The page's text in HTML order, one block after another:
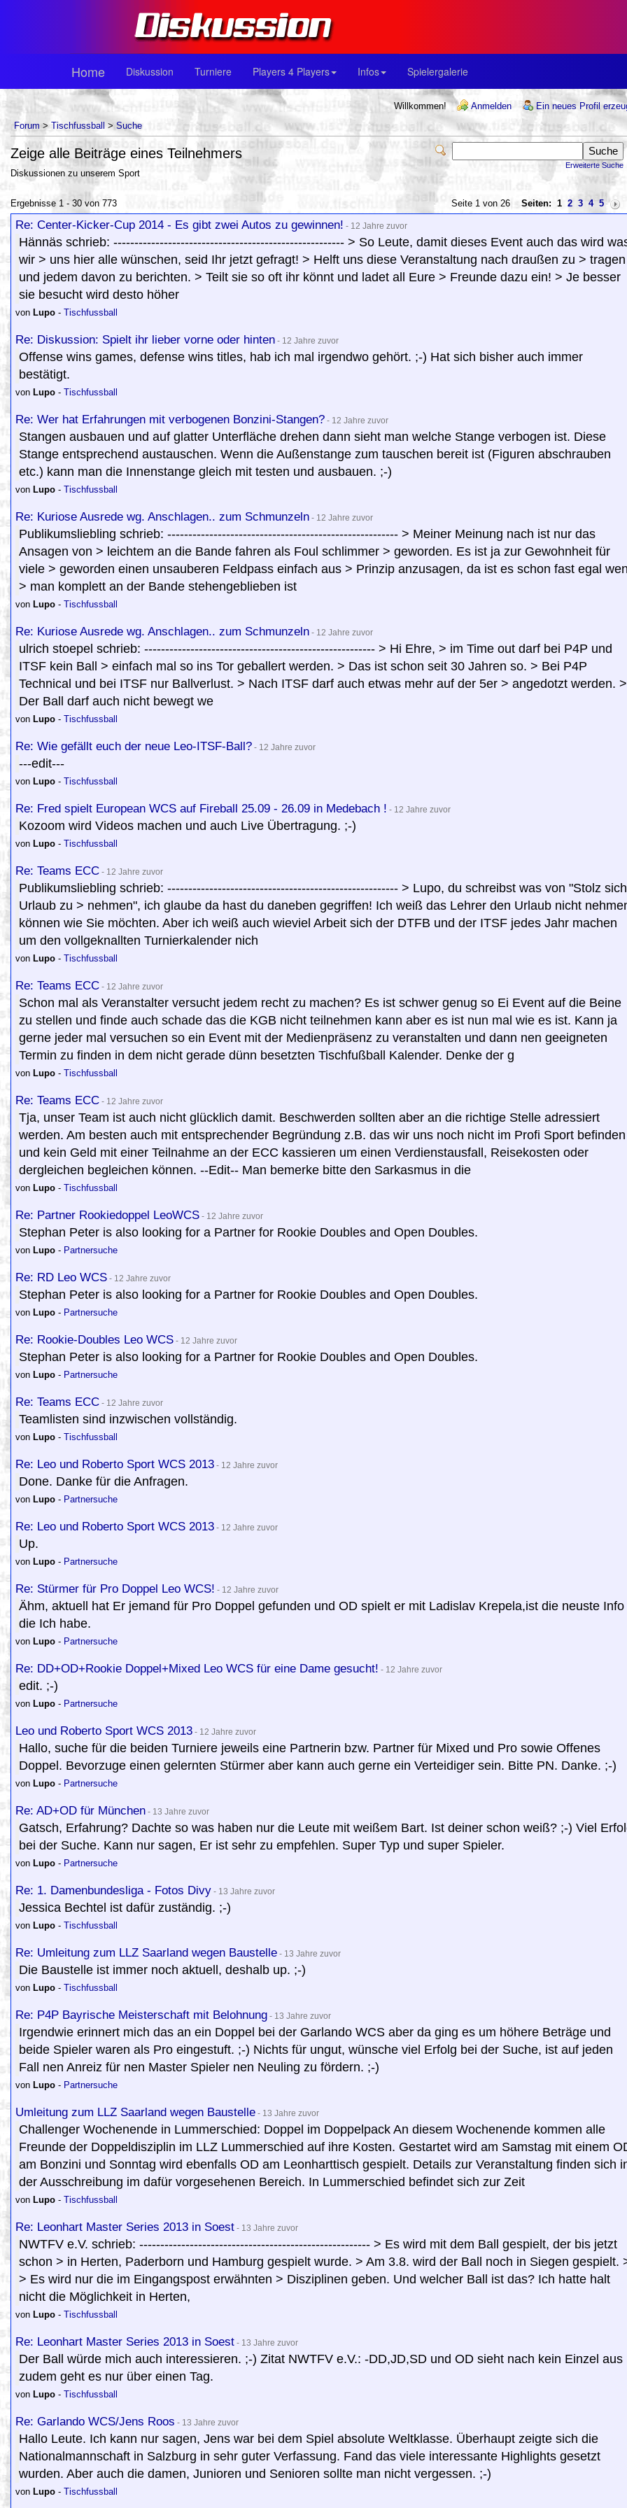
Home Diskussion Turniere Players 4 Players Infos Spielergalerie
Willkommen! Anmelden
Ein neues Profil
Forum > Tischfussball > Suche
Erweiterte Suche
Zeige alle Beiträge eines Teilnehmers
Diskussionen zu unserem Sport
Seite 1 von 26 Seiten: 1 2 3 4 5
Ergebnisse 1 - 30 von 773
Re: Center-Kicker-Cup 2014 - Es gibt zwei Autos zu gewinnen! - 12 Jahre zuvor
Hännäs schrieb: ------------------------------------------------------- > So Leute, damit dieses Event auch das wird
wir > uns hier alle wünschen, seid Ihr jetzt gefragt! > Helft uns diese Veranstaltung nach draußen zu > tragen
und jedem davon zu berichten. > Teilt sie so oft ihr könnt und ladet all Eure > Freunde dazu ein! > Je besser
sie besucht wird desto höher
von Lupo - Tischfussball
Re: Diskussion: Spielt ihr lieber vorne oder hinten - 12 Jahre zuvor
Offense wins games, defense wins titles, hab ich mal irgendwo gehört. ;-) Hat sich bisher auch immer
bestätigt.
von Lupo - Tischfussball
Re: Wer hat Erfahrungen mit verbogenen Bonzini-Stangen? - 12 Jahre zuvor
Stangen ausbauen und auf glatter Unterfläche drehen dann sieht man welche Stange verbogen ist. Diese
Stange entsprechend austauschen. Wenn die Außenstange zum tauschen bereit ist (Figuren abschrauben
etc.) kann man die Innenstange gleich mit testen und ausbauen. ;-)
von Lupo - Tischfussball
Re: Kuriose Ausrede wg. Anschlagen.. zum Schmunzeln - 12 Jahre zuvor
Publikumsliebling schrieb: ------------------------------------------------------- > Meiner Meinung nach ist nur das
Ansagen von > leichtem an die Bande fahren als Foul schlimmer > geworden. Es ist ja zur Gewohnheit für
viele > geworden einen unsauberen Feldpass einfach aus > Prinzip anzusagen, da ist es schon fast egal
> man komplett an der Bande stehengeblieben ist
von Lupo - Tischfussball
Re: Kuriose Ausrede wg. Anschlagen.. zum Schmunzeln - 12 Jahre zuvor
ulrich stoepel schrieb: ------------------------------------------------------- > Hi Ehre, > im Time out darf bei P4P und
ITSF kein Ball > einfach mal so ins Tor geballert werden. > Das ist schon seit 30 Jahren so. > Bei P4P
Technical und bei ITSF nur Ballverlust. > Nach ITSF darf auch etwas mehr auf der 5er > angedotzt werden. >
Der Ball darf auch nicht bewegt we
von Lupo - Tischfussball
Re: Wie gefällt euch der neue Leo-ITSF-Ball? - 12 Jahre zuvor
---edit---
von Lupo - Tischfussball
Re: Fred spielt European WCS auf Fireball 25.09 - 26.09 in Medebach ! - 12 Jahre zuvor
Kozoom wird Videos machen und auch Live Übertragung. ;-)
von Lupo - Tischfussball
Re: Teams ECC - 12 Jahre zuvor
Publikumsliebling schrieb: ------------------------------------------------------- > Lupo, du schreibst was von "Stolz sich
Urlaub zu > nehmen", ich glaube da hast du daneben gegriffen! Ich weiß das Lehrer den Urlaub nicht
können wie Sie möchten. Aber ich weiß auch wieviel Arbeit sich der DTFB und der ITSF jedes Jahr machen
um den vollgeknallten Turnierkalender nich
von Lupo - Tischfussball
Re: Teams ECC - 12 Jahre zuvor
Schon mal als Veranstalter versucht jedem recht zu machen? Es ist schwer genug so Ei Event auf die Beine
zu stellen und finde auch schade das die KGB nicht teilnehmen kann aber es ist nun mal wie es ist. Kann ja
gerne jeder mal versuchen so ein Event mit der Medienpräsenz zu veranstalten und dann nen geeigneten
Termin zu finden in dem nicht gerade dünn besetzten Tischfußball Kalender. Denke der g
von Lupo - Tischfussball
Re: Teams ECC - 12 Jahre zuvor
Tja, unser Team ist auch nicht glücklich damit. Beschwerden sollten aber an die richtige Stelle adressiert
werden. Am besten auch mit entsprechender Begründung z.B. das wir uns noch nicht im Profi Sport befinden
und kein Geld mit einer Teilnahme an der ECC kassieren um einen Verdienstausfall, Reisekosten oder
dergleichen begleichen können. --Edit-- Man bemerke bitte den Sarkasmus in die
von Lupo - Tischfussball
Re: Partner Rookiedoppel LeoWCS - 12 Jahre zuvor
Stephan Peter is also looking for a Partner for Rookie Doubles and Open Doubles.
von Lupo - Partnersuche
Re: RD Leo WCS - 12 Jahre zuvor
Stephan Peter is also looking for a Partner for Rookie Doubles and Open Doubles.
von Lupo - Partnersuche
Re: Rookie-Doubles Leo WCS - 12 Jahre zuvor
Stephan Peter is also looking for a Partner for Rookie Doubles and Open Doubles.
von Lupo - Partnersuche
Re: Teams ECC - 12 Jahre zuvor
Teamlisten sind inzwischen vollständig.
von Lupo - Tischfussball
Re: Leo und Roberto Sport WCS 2013 - 12 Jahre zuvor
Done. Danke für die Anfragen.
von Lupo - Partnersuche
Re: Leo und Roberto Sport WCS 2013 - 12 Jahre zuvor
Up.
von Lupo - Partnersuche
Re: Stürmer für Pro Doppel Leo WCS! - 12 Jahre zuvor
Ähm, aktuell hat Er jemand für Pro Doppel gefunden und OD spielt er mit Ladislav Krepela,ist die neuste Info
die Ich habe.
von Lupo - Partnersuche
Re: DD+OD+Rookie Doppel+Mixed Leo WCS für eine Dame gesucht! - 12 Jahre zuvor
edit. ;-)
von Lupo - Partnersuche
Leo und Roberto Sport WCS 2013 - 12 Jahre zuvor
Hallo, suche für die beiden Turniere jeweils eine Partnerin bzw. Partner für Mixed und Pro sowie Offenes
Doppel. Bevorzuge einen gelernten Stürmer aber kann auch gerne ein Verteidiger sein. Bitte PN. Danke. ;-)
von Lupo - Partnersuche
Re: AD+OD für München - 13 Jahre zuvor
Gatsch, Erfahrung? Dachte so was haben nur die Leute mit weißem Bart. Ist deiner schon weiß? ;-) Viel
bei der Suche. Kann nur sagen, Er ist sehr zu empfehlen. Super Typ und super Spieler.
von Lupo - Partnersuche
Re: 1. Damenbundesliga - Fotos Divy - 13 Jahre zuvor
Jessica Bechtel ist dafür zuständig. ;-)
von Lupo - Tischfussball
Re: Umleitung zum LLZ Saarland wegen Baustelle - 13 Jahre zuvor
Die Baustelle ist immer noch aktuell, deshalb up. ;-)
von Lupo - Tischfussball
Re: P4P Bayrische Meisterschaft mit Belohnung - 13 Jahre zuvor
Irgendwie erinnert mich das an ein Doppel bei der Garlando WCS aber da ging es um höhere Beträge und
beide Spieler waren als Pro eingestuft. ;-) Nichts für ungut, wünsche viel Erfolg bei der Suche, ist auf jeden
Fall nen Anreiz für nen Master Spieler nen Neuling zu fördern. ;-)
von Lupo - Partnersuche
Umleitung zum LLZ Saarland wegen Baustelle - 13 Jahre zuvor
Challenger Wochenende in Lummerschied: Doppel im Doppelpack An diesem Wochenende kommen alle
Freunde der Doppeldisziplin im LLZ Lummerschied auf ihre Kosten. Gestartet wird am Samstag mit einem
am Bonzini und Sonntag wird ebenfalls OD am Leonharttisch gespielt. Details zur Veranstaltung finden sich
der Ausschreibung im dafür vorgesehenen Bereich. In Lummerschied befindet sich zur Zeit
von Lupo - Tischfussball
Re: Leonhart Master Series 2013 in Soest - 13 Jahre zuvor
NWTFV e.V. schrieb: ------------------------------------------------------- > Es wird mit dem Ball gespielt, der bis jetzt
schon > in Herten, Paderborn und Hamburg gespielt wurde. > Am 3.8. wird der Ball noch in Siegen gespielt.
> Es wird nur die im Eingangspost erwähnten > Disziplinen geben. Und welcher Ball ist das? Ich hatte halt
nicht die Möglichkeit in Herten,
von Lupo - Tischfussball
Re: Leonhart Master Series 2013 in Soest - 13 Jahre zuvor
Der Ball würde mich auch interessieren. ;-) Zitat NWTFV e.V.: -DD,JD,SD und OD sieht nach kein Einzel aus
zudem geht es nur über einen Tag.
von Lupo - Tischfussball
Re: Garlando WCS/Jens Roos - 13 Jahre zuvor
Hallo Leute. Ich kann nur sagen, Jens war bei dem Spiel absolute Weltklasse. Überhaupt zeigte sich die
Nationalmannschaft in Salzburg in sehr guter Verfassung. Fand das viele interessante Highlights gesetzt
wurden. Aber auch die damen, Junioren und Senioren sollte man nicht vergessen. ;-)
von Lupo - Tischfussball